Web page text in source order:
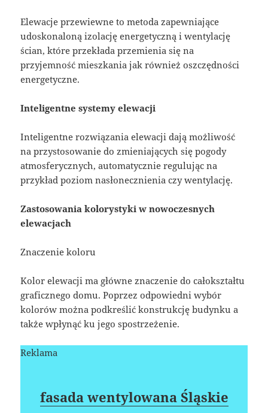
Elewacje przewiewne to metoda zapewniające
udoskonaloną izolację energetyczną i wentylację
ścian, które przekłada przemienia się na
przyjemność mieszkania jak również oszczędności
energetyczne.
Inteligentne systemy elewacji
Inteligentne rozwiązania elewacji dają możliwość
na przystosowanie do zmieniających się pogody
atmosferycznych, automatycznie regulując na
przykład poziom nasłonecznienia czy wentylację.
Zastosowania kolorystyki w nowoczesnych
elewacjach
Znaczenie koloru
Kolor elewacji ma główne znaczenie do całokształtu
graficznego domu. Poprzez odpowiedni wybór
kolorów można podkreślić konstrukcję budynku a
także wpłynąć ku jego spostrzeżenie.
Reklama
fasada wentylowana Śląskie